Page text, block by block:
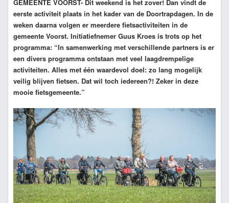
GEMEENTE VOORST- Dit weekend is het zover! Dan vindt de
eerste activiteit plaats in het kader van de Doortrapdagen. In de
weken daarna volgen er meerdere fietsactiviteiten in de
gemeente Voorst. Initiatiefnemer Guus Kroes is trots op het
programma: “In samenwerking met verschillende partners is er
een divers programma ontstaan met veel laagdrempelige
activiteiten. Alles met één waardevol doel: zo lang mogelijk
veilig blijven fietsen. Dat wil toch iedereen?! Zeker in deze
mooie fietsgemeente.”